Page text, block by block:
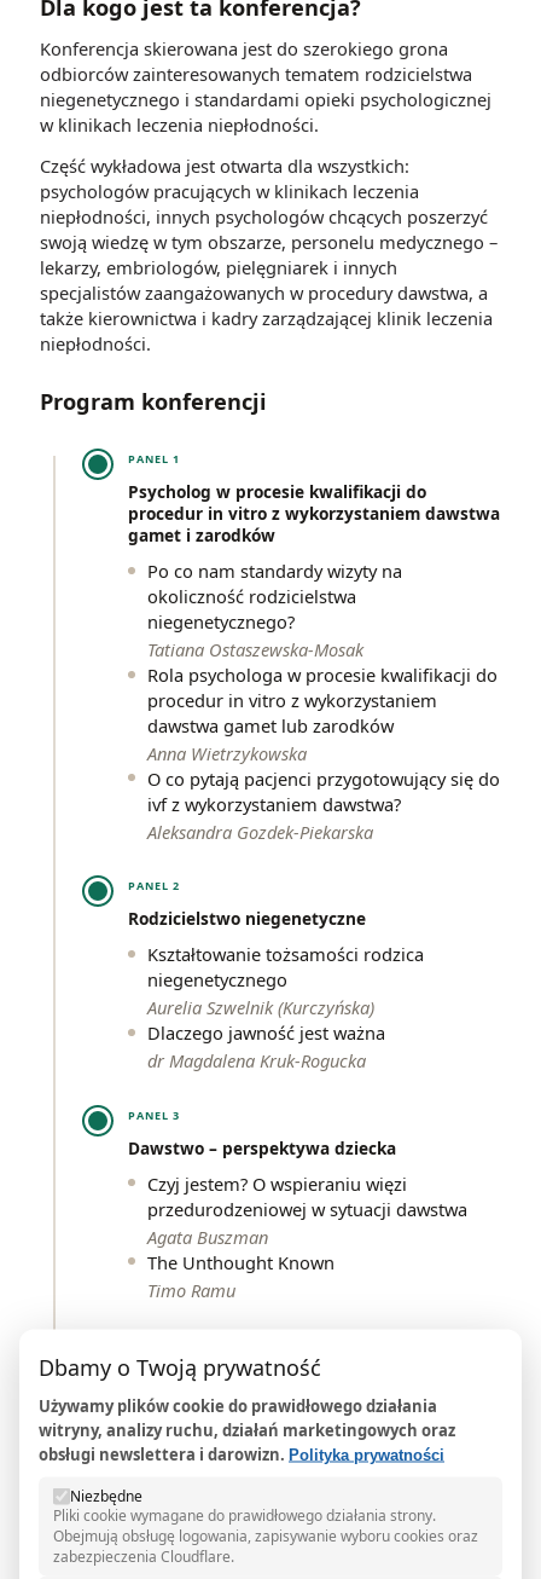
Dla kogo jest ta konferencja?
Konferencja skierowana jest do szerokiego grona
odbiorców zainteresowanych tematem rodzicielstwa
niegenetycznego i standardami opieki psychologicznej
w klinikach leczenia niepłodności.
Część wykładowa jest otwarta dla wszystkich:
psychologów pracujących w klinikach leczenia
niepłodności, innych psychologów chcących poszerzyć
swoją wiedzę w tym obszarze, personelu medycznego –
lekarzy, embriologów, pielęgniarek i innych
specjalistów zaangażowanych w procedury dawstwa, a
także kierownictwa i kadry zarządzającej klinik leczenia
niepłodności.
Program konferencji
PANEL 1
Psycholog w procesie kwalifikacji do
procedur in vitro z wykorzystaniem dawstwa
gamet i zarodków
Po co nam standardy wizyty na
okoliczność rodzicielstwa
niegenetycznego?
Tatiana Ostaszewska-Mosak
Rola psychologa w procesie kwalifikacji do
procedur in vitro z wykorzystaniem
dawstwa gamet lub zarodków
Anna Wietrzykowska
O co pytają pacjenci przygotowujący się do
ivf z wykorzystaniem dawstwa?
Aleksandra Gozdek-Piekarska
PANEL 2
Rodzicielstwo niegenetyczne
Kształtowanie tożsamości rodzica
niegenetycznego
Aurelia Szwelnik (Kurczyńska)
Dlaczego jawność jest ważna
dr Magdalena Kruk-Rogucka
PANEL 3
Dawstwo – perspektywa dziecka
Czyj jestem? O wspieraniu więzi
przedurodzeniowej w sytuacji dawstwa
Agata Buszman
The Unthought Known
Timo Ramu
Standardy konsultacji psychologicznych na
okoliczność rodzicielstwa niegenetycznego
Jak przeprowadzić konsultację
psychologiczną na okoliczność
narzędzi do przeprowadzenia wizyty w
ramach kwalifikacji do procedury ivf z
wykorzystaniem dawstwa gamet i
Dbamy o Twoją prywatność
Używamy plików cookie do prawidłowego działania
witryny, analizy ruchu, działań marketingowych oraz
obsługi newslettera i darowizn. Polityka prywatności
Niezbędne
Pliki cookie wymagane do prawidłowego działania strony.
Obejmują obsługę logowania, zapisywanie wyboru cookies oraz
zabezpieczenia Cloudflare.